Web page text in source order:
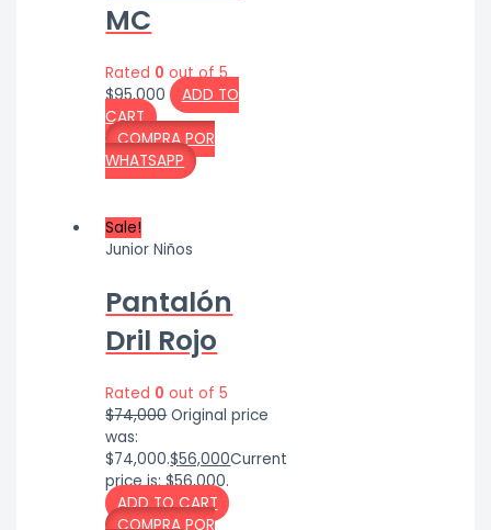
MC
Rated 0 out of 5
$95,000
ADD TO
CART
COMPRA POR
WHATSAPP
Sale!
Junior Niños
Pantalón
Dril Rojo
Rated 0 out of 5
$74,000 Original price
was:
$74,000.$56,000Current
price is: $56,000.
ADD TO CART
COMPRA POR